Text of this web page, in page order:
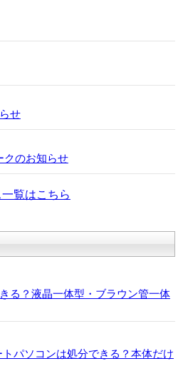
せ
のお知らせ
覧はこちら
る？液晶一体型・ブラウン管一体
パソコンは処分できる？本体だけ